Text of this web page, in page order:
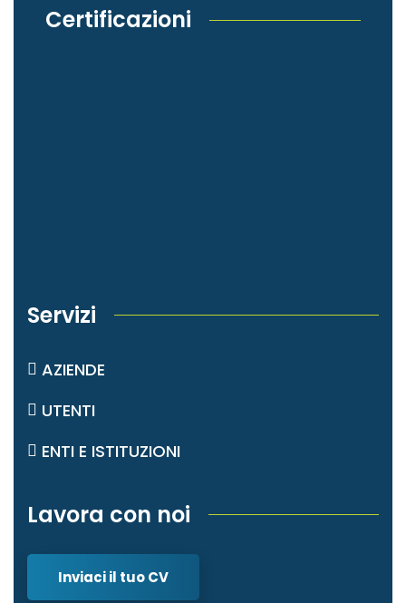
Certificazioni
Servizi
AZIENDE
UTENTI
ENTI E ISTITUZIONI
Lavora con noi
Inviaci il tuo CV